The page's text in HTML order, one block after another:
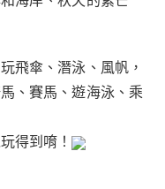
飛傘、潛泳、風帆，
、賽馬、遊海泳、乘
得到唷！